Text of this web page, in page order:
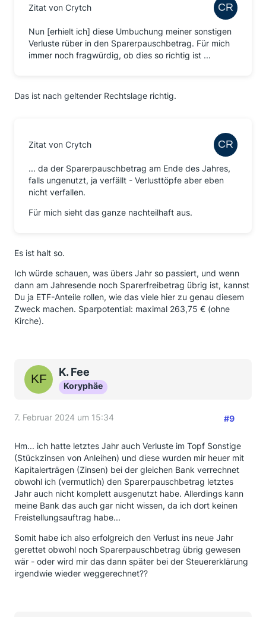
Zitat von Crytch
Nun [erhielt ich] diese Umbuchung meiner sonstigen
Verluste rüber in den Sparerpauschbetrag. Für mich
immer noch fragwürdig, ob dies so richtig ist ...
Das ist nach geltender Rechtslage richtig.
Zitat von Crytch
... da der Sparerpauschbetrag am Ende des Jahres,
falls ungenutzt, ja verfällt - Verlusttöpfe aber eben
nicht verfallen.
Für mich sieht das ganze nachteilhaft aus.
Es ist halt so.
Ich würde schauen, was übers Jahr so passiert, und wenn
dann am Jahresende noch Sparerfreibetrag übrig ist, kannst
Du ja ETF-Anteile rollen, wie das viele hier zu genau diesem
Zweck machen. Sparpotential: maximal 263,75 € (ohne
Kirche).
K. Fee
Koryphäe
7. Februar 2024 um 15:34 #9
Hm... ich hatte letztes Jahr auch Verluste im Topf Sonstige
(Stückzinsen von Anleihen) und diese wurden mir heuer mit
Kapitalerträgen (Zinsen) bei der gleichen Bank verrechnet
obwohl ich (vermutlich) den Sparerpauschbetrag letztes
Jahr auch nicht komplett ausgenutzt habe. Allerdings kann
meine Bank das auch gar nicht wissen, da ich dort keinen
Freistellungsauftrag habe...
Somit habe ich also erfolgreich den Verlust ins neue Jahr
gerettet obwohl noch Sparerpauschbetrag übrig gewesen
wär - oder wird mir das dann später bei der Steuererklärung
irgendwie wieder weggerechnet??